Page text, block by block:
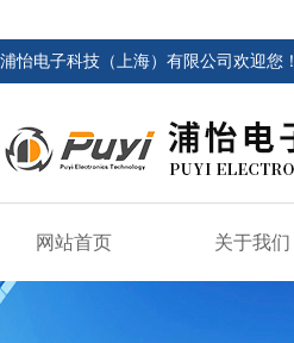
浦怡电子科技（上海）有限公司欢迎您！
网站首页 关于我们